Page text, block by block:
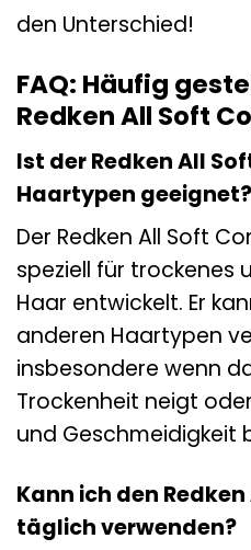
den Unterschied!
FAQ: Häufig
Redken All Soft
Ist der Redken All
Haartypen geeignet?
Der Redken All Soft
speziell für trockenes
Haar entwickelt. Er
anderen Haartypen
insbesondere wenn
Trockenheit neigt
und Geschmeidigkeit
Kann ich den
täglich verwenden?